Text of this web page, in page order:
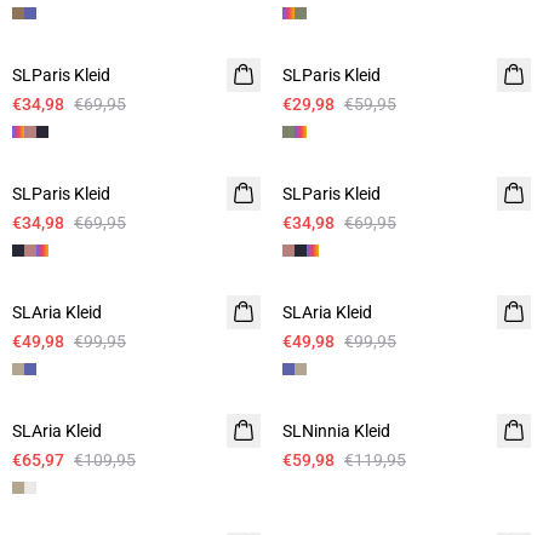
-50%
SLParis Kleid
€34,98 €69,95
-50%
SLParis Kleid
€29,98 €59,95
-50%
SLParis Kleid
€34,98 €69,95
-50%
SLParis Kleid
€34,98 €69,95
Leinen
-50%
SLAria Kleid
€49,98 €99,95
Leinen
-50%
SLAria Kleid
€49,98 €99,95
Leinen
- 40%
SLAria Kleid
€65,97 €109,95
-50%
SLNinnia Kleid
€59,98 €119,95
-50%